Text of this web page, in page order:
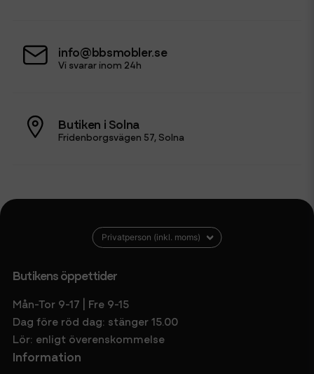
info@bbsmobler.se
Vi svarar inom 24h
Butiken i Solna
Fridenborgsvägen 57, Solna
Butikens öppettider
Mån-Tor 9-17 | Fre 9-15
Dag före röd dag: stänger 15.00
Lör: enligt överenskommelse
Information